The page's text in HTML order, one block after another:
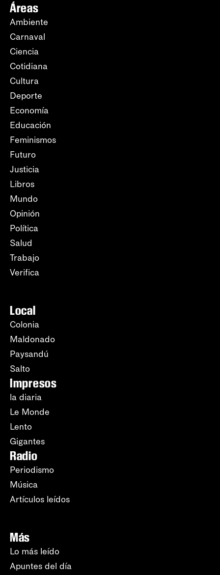
Áreas
Ambiente
Carnaval
Ciencia
Cotidiana
Cultura
Deporte
Economía
Educación
Feminismos
Futuro
Justicia
Libros
Mundo
Opinión
Política
Salud
Trabajo
Verifica
Local
Colonia
Maldonado
Paysandú
Salto
Impresos
la diaria
Le Monde
Lento
Gigantes
Radio
Periodismo
Música
Artículos leídos
Más
Lo más leído
Apuntes del día